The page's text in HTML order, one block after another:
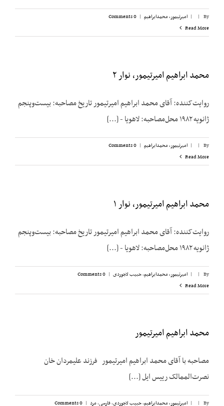
By
|
| امیرتیمور، محمدابراهیم |
0 Comments
Read More
محمد ابراهیم امیرتیمور، نوار ۲
روایت‌کننده: آقای محمد ابراهیم امیرتیمور تاریخ مصاحبه: بیست‌وپنجم
ژانویه ۱۹۸۲ محل‌مصاحبه: لاهویا - [...]
By
|
| امیرتیمور، محمدابراهیم |
0 Comments
Read More
محمد ابراهیم امیرتیمور، نوار ۱
روایت‌کننده: آقای محمد ابراهیم امیرتیمور تاریخ مصاحبه: بیست‌وپنجم
ژانویه ۱۹۸۲ محل‌مصاحبه: لاهویا - [...]
By
|
| امیرتیمور، محمدابراهیم,حبیب لاجوردی |
0 Comments
Read More
محمد ابراهیم امیرتیمور
مصاحبه با آقای محمد ابراهیم امیرتیمور فرزند علیمردان خان
نصرت‌الممالک رییس ایل [...]
By
|
| امیرتیمور، محمدابراهیم,حبیب لاجوردی,فارسی,مرد |
0 Comments